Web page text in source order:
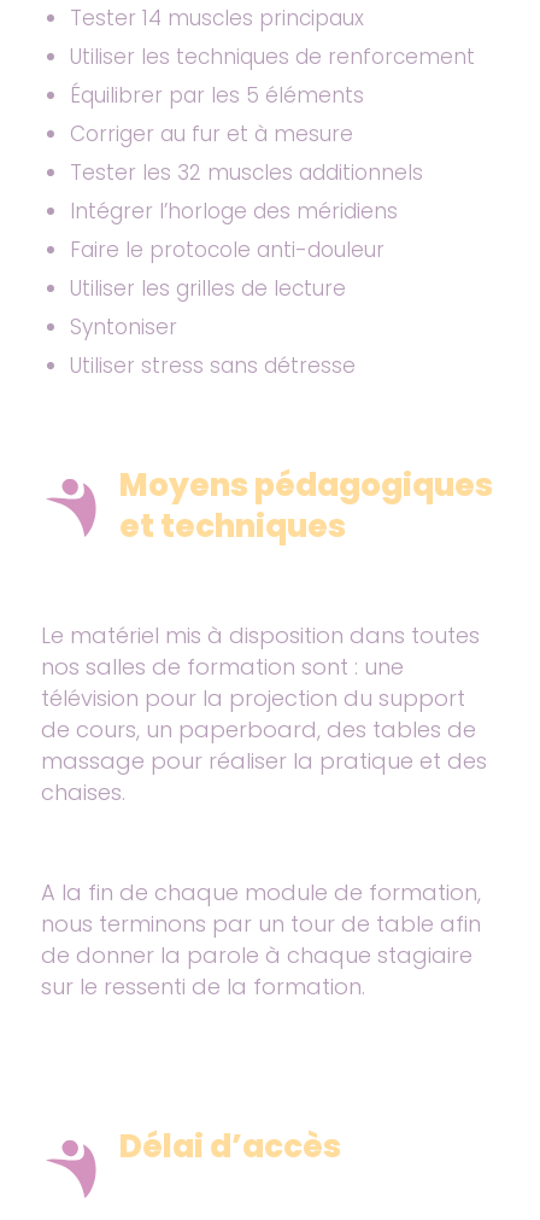
Tester 14 muscles principaux
Utiliser les techniques de renforcement
Équilibrer par les 5 éléments
Corriger au fur et à mesure
Tester les 32 muscles additionnels
Intégrer l’horloge des méridiens
Faire le protocole anti-douleur
Utiliser les grilles de lecture
Syntoniser
Utiliser stress sans détresse
Moyens pédagogiques
et techniques
Le matériel mis à disposition dans toutes
nos salles de formation sont : une
télévision pour la projection du support
de cours, un paperboard, des tables de
massage pour réaliser la pratique et des
chaises.
A la fin de chaque module de formation,
nous terminons par un tour de table afin
de donner la parole à chaque stagiaire
sur le ressenti de la formation.
Délai d’accès